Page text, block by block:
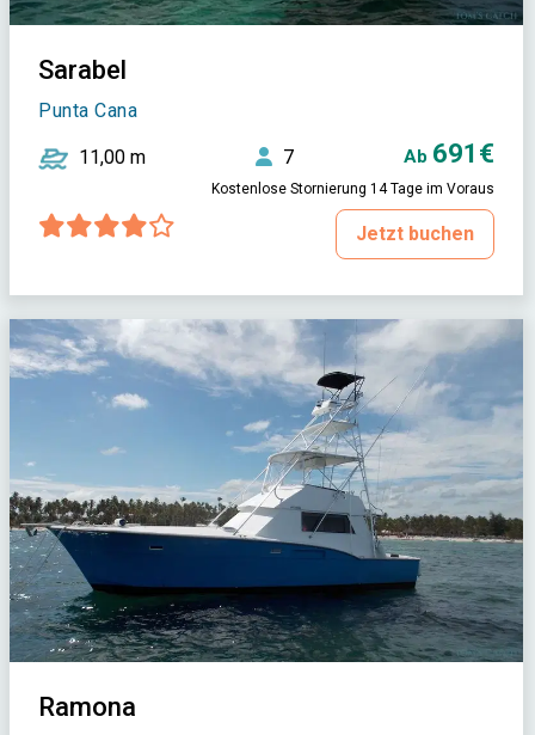
Sarabel
Punta Cana
11,00 m 7 Ab 691€
Kostenlose Stornierung 14 Tage im Voraus
Jetzt buchen
Ramona